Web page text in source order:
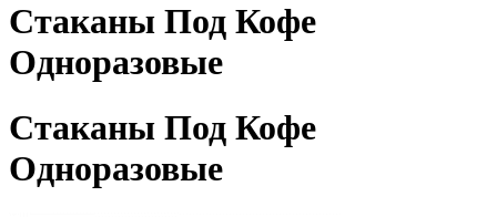
Стаканы Под Кофе
Одноразовые
Стаканы Под Кофе
Одноразовые